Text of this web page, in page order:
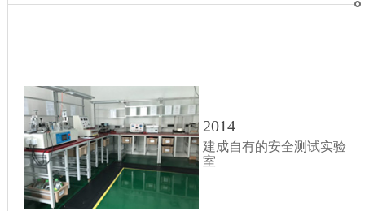
2014
建成自有的安全测试实验
室